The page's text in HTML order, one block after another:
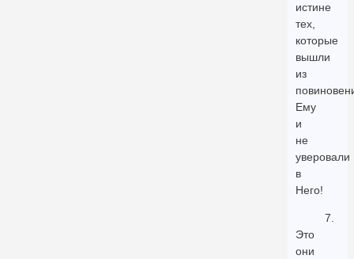
истине
тех,
которые
вышли
из
Ему
и
не
уверовали
в
Него!
7.
Это
они